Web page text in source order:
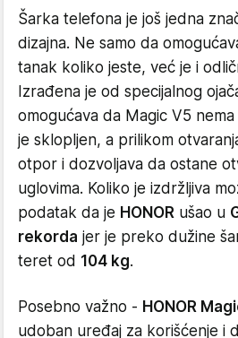
Šarka telefona je još jedna
dizajna. Ne samo da
tanak koliko jeste, već je i
Izrađena je od specijalnog
omogućava da Magic V5
je sklopljen, a prilikom
otpor i dozvoljava da ostane
uglovima. Koliko je izdržljiva
podatak da je HONOR ušao u
rekorda jer je preko dužine
teret od 104 kg.
Posebno važno - HONOR
udoban uređaj za korišćenje i